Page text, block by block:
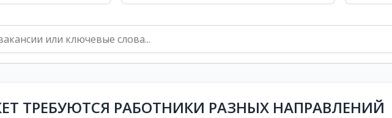
ТРЕБУЮТСЯ РАБОТНИКИ РАЗНЫХ НАПРАВЛЕНИЙ